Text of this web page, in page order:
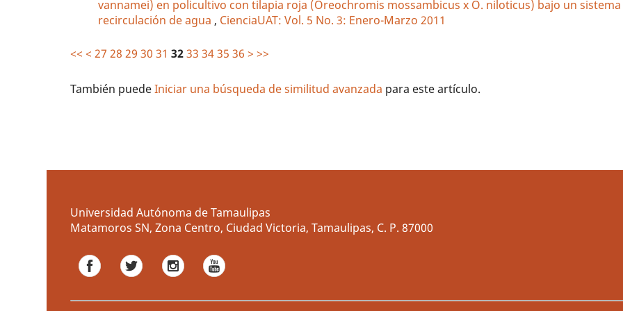
vannamei) en policultivo con tilapia roja (Oreochromis mossambicus x O. niloticus) bajo un
recirculación de agua , CienciaUAT: Vol. 5 No. 3: Enero-Marzo 2011
<< < 27 28 29 30 31 32 33 34 35 36 > >>
También puedeIniciar una búsqueda de similitud avanzada para este artículo.
Universidad Autónoma de Tamaulipas
Matamoros SN, Zona Centro, Ciudad Victoria, Tamaulipas, C. P. 87000